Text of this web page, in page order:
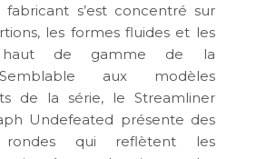
fabricant s’est concentré sur
les formes fluides et les
haut de gamme de la
aux modèles
de la série, le Streamliner
Undefeated présente des
rondes qui reflètent les